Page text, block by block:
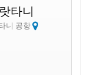
타니
니 공항